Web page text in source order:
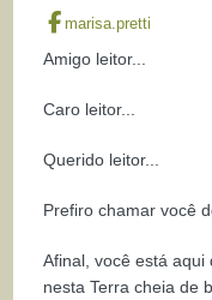
marisa.pretti
Amigo leitor...
Caro leitor...
Querido leitor...
Prefiro chamar você
Afinal, você está
nesta Terra cheia de